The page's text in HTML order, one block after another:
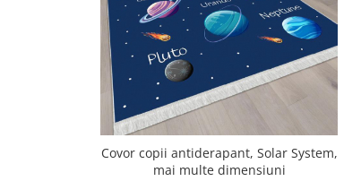
Covor copii antiderapant, Solar System,
mai multe dimensiuni